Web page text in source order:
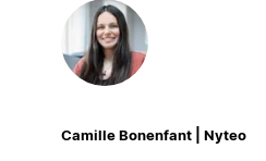
Camille Bonenfant | Nyteo